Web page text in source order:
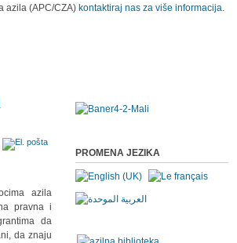
azila (APC/CZA) kontaktiraj nas za više informacija.
azila
pravna i
da
da znaju
PROMENA JEZIKA